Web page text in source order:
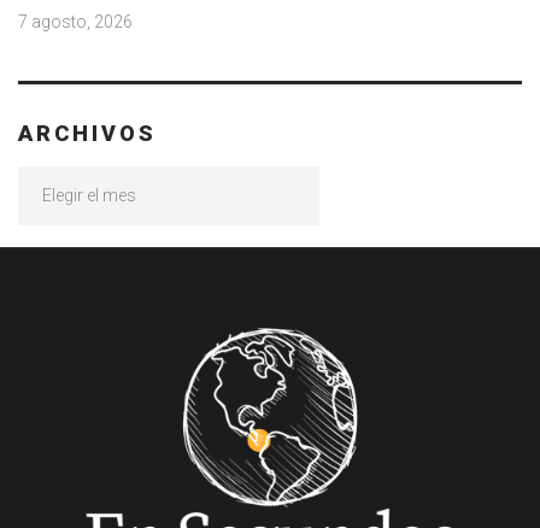
7 agosto, 2026
ARCHIVOS